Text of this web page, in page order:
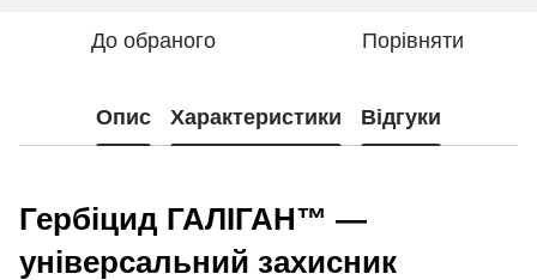
До обраного Порівняти
Опис Характеристики Відгуки
Гербіцид ГАЛІГАН™ —
універсальний захисник